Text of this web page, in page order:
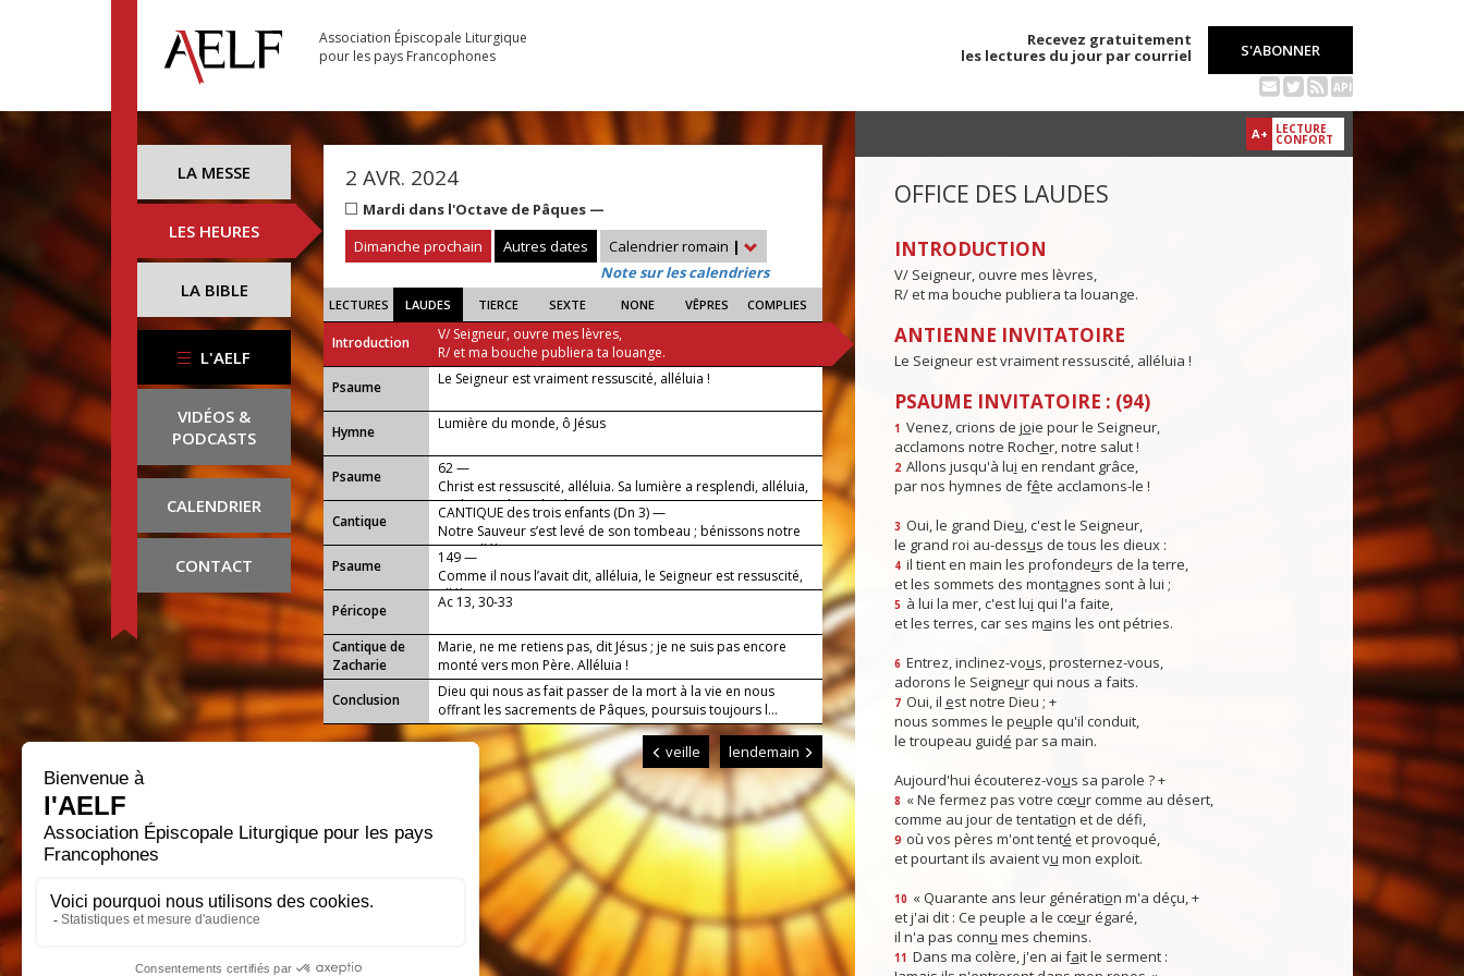
Association Épiscopale Liturgique
pour les pays Francophones
Recevez gratuitement
les lectures du jour par courriel
S'ABONNER
API
LA MESSE
LES HEURES
LA BIBLE
L'AELF
VIDÉOS &
PODCASTS
CALENDRIER
CONTACT
2 AVR. 2024
Mardi dans l'Octave de Pâques —
Dimanche prochain
Autres dates Calendrier romain |
Note sur les calendriers
LECTURES LAUDES TIERCE SEXTE NONE VÊPRES COMPLIES
Introduction
V/ Seigneur, ouvre mes lèvres,
R/ et ma bouche publiera ta louange.
Psaume
Le Seigneur est vraiment ressuscité, alléluia !
Hymne Lumière du monde, ô Jésus
Psaume
62 —
Christ est ressuscité, alléluia. Sa lumière a resplendi, alléluia,
sur le peuple racheté par son sang.
Cantique
CANTIQUE des trois enfants (Dn 3) —
Notre Sauveur s’est levé de son tombeau ; bénissons notre
Dieu, alléluia !
Psaume
149 —
Comme il nous l’avait dit, alléluia, le Seigneur est ressuscité,
alléluia !
Péricope
Ac 13, 30-33
Cantique de
Zacharie
Marie, ne me retiens pas, dit Jésus ; je ne suis pas encore
monté vers mon Père. Alléluia !
Conclusion
Dieu qui nous as fait passer de la mort à la vie en nous
offrant les sacrements de Pâques, poursuis toujours l...
veille lendemain
A+ LECTURE
CONFORT
OFFICE DES LAUDES
INTRODUCTION
V/ Seigneur, ouvre mes lèvres,
R/ et ma bouche publiera ta louange.
ANTIENNE INVITATOIRE
Le Seigneur est vraiment ressuscité, alléluia !
PSAUME INVITATOIRE : (94)
1 Venez, crions de joie pour le Seigneur,
acclamons notre Rocher, notre salut !
2 Allons jusqu'à lui en rendant grâce,
par nos hymnes de fête acclamons-le !
3 Oui, le grand Dieu, c'est le Seigneur,
le grand roi au-dessus de tous les dieux :
4 il tient en main les profondeurs de la terre,
et les sommets des montagnes sont à lui ;
5 à lui la mer, c'est lui qui l'a faite,
et les terres, car ses mains les ont pétries.
6 Entrez, inclinez-vous, prosternez-vous,
adorons le Seigneur qui nous a faits.
7 Oui, il est notre Dieu ; +
nous sommes le peuple qu'il conduit,
le troupeau guidé par sa main.
Aujourd'hui écouterez-vous sa parole ? +
8 « Ne fermez pas votre cœur comme au désert,
comme au jour de tentation et de défi,
9 où vos pères m'ont tenté et provoqué,
et pourtant ils avaient vu mon exploit.
10 « Quarante ans leur génération m'a déçu, +
et j'ai dit : Ce peuple a le cœur égaré,
il n'a pas connu mes chemins.
11 Dans ma colère, j'en ai fait le serment :